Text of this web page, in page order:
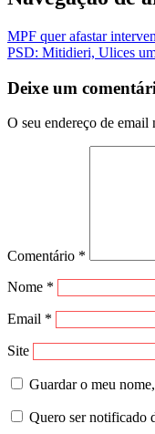
MPF quer afastar
PSD: Mitidieri, Ulices
Deixe um
O seu endereço de email
Comentário *
Nome *
Email *
Site
Guardar o meu
Quero ser notificado